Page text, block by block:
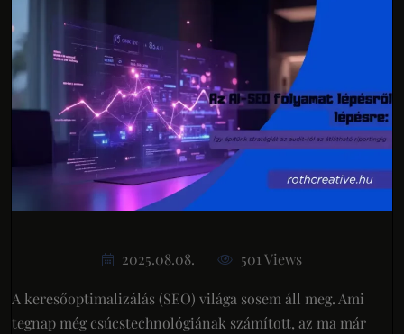
2025.08.08. 501 Views
A keresőoptimalizálás (SEO) világa sosem áll meg. Ami
tegnap még csúcstechnológiának számított, az ma már